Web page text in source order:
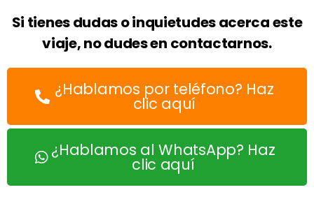
Si tienes dudas o inquietudes acerca este
viaje, no dudes en contactarnos.
¿Hablamos por teléfono? Haz
clic aquí
¿Hablamos al WhatsApp? Haz
clic aquí